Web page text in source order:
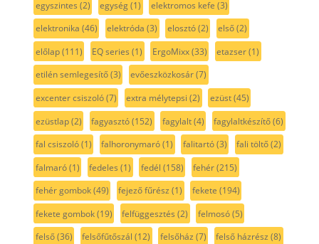
egyszintes (2) egység(1) elektromos kefe (3)
elektronika (46) elektróda (3) elosztó(2) első(2)
előlap(111) EQ series (1) ErgoMixx(33) etazser(1)
etilén semlegesítő(3) evőeszközkosár(7)
excenter csiszoló(7) extra mélytepsi (2) ezüst(45)
ezüstlap(2) fagyasztó(152) fagylalt(4) fagylaltkészítő(6)
fal csiszoló(1) falhoronymaró(1) falitartó(3) fali töltő(2)
falmaró(1) fedeles (1) fedél (158) fehér(215)
fehér gombok(49) fejező fűrész (1) fekete (194)
fekete gombok(19) felfüggesztés (2) felmosó(5)
felső(36) felsőfűtőszál (12) felsőház (7) felső házrész (8)